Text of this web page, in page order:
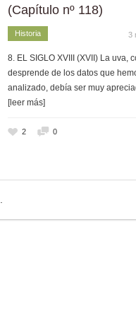
(Capítulo nº 118)
Historia 3
8. EL SIGLO XVIII (XVII) La uva,
desprende de los datos que
analizado, debía ser muy
[leer más]
2 0